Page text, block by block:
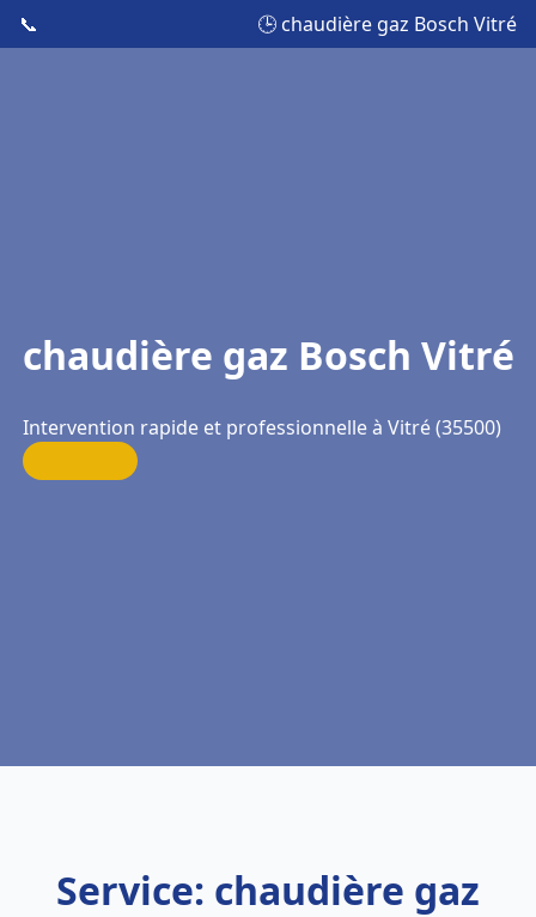
📞 🕒 chaudière gaz Bosch Vitré
chaudière gaz Bosch Vitré
Intervention rapide et professionnelle à Vitré (35500)
Service: chaudière gaz